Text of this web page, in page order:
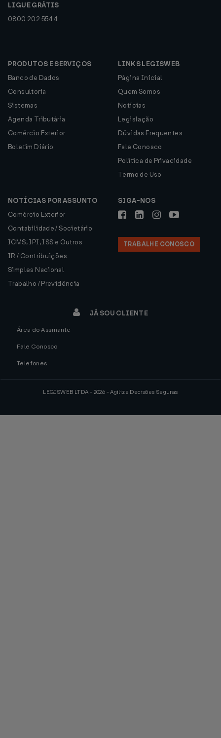
LIGUE GRÁTIS
0800 202 5544
PRODUTOS E SERVIÇOS
Banco de Dados
Consultoria
Sistemas
Agenda Tributária
Comércio Exterior
Boletim Diário
LINKS LEGISWEB
Página Inicial
Quem Somos
Notícias
Legislação
Dúvidas Frequentes
Fale Conosco
Política de Privacidade
Termo de Uso
NOTÍCIAS POR ASSUNTO
Comércio Exterior
Contabilidade / Societário
ICMS, IPI, ISS e Outros
IR / Contribuições
Simples Nacional
Trabalho / Previdência
SIGA-NOS
TRABALHE CONOSCO
JÁ SOU CLIENTE
Área do Assinante
Fale Conosco
Telefones
LEGISWEB LTDA - 2026 - Agilize Decisões Seguras